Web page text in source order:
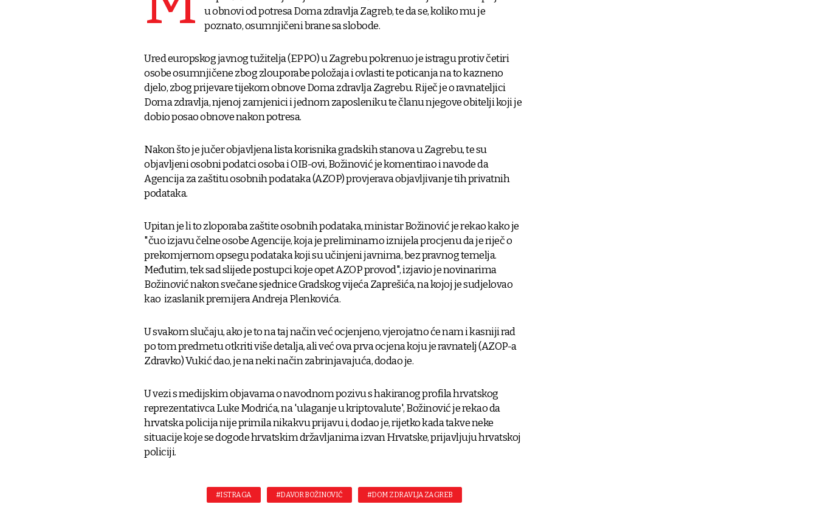
u obnovi od potresa Doma zdravlja Zagreb, te da se, koliko mu je
poznato, osumnjičeni brane sa slobode.
Ured europskog javnog tužitelja (EPPO) u Zagrebu pokrenuo je istragu protiv četiri
osobe osumnjičene zbog zlouporabe položaja i ovlasti te poticanja na to kazneno
djelo, zbog prijevare tijekom obnove Doma zdravlja Zagrebu. Riječ je o ravnateljici
Doma zdravlja, njenoj zamjenici i jednom zaposleniku te članu njegove obitelji koji je
dobio posao obnove nakon potresa.
Nakon što je jučer objavljena lista korisnika gradskih stanova u Zagrebu, te su
objavljeni osobni podatci osoba i OIB-ovi, Božinović je komentirao i navode da
Agencija za zaštitu osobnih podataka (AZOP) provjerava objavljivanje tih privatnih
podataka.
Upitan je li to zloporaba zaštite osobnih podataka, ministar Božinović je rekao kako je
"čuo izjavu čelne osobe Agencije, koja je preliminarno iznijela procjenu da je riječ o
prekomjernom opsegu podataka koji su učinjeni javnima, bez pravnog temelja.
Međutim, tek sad slijede postupci koje opet AZOP provod", izjavio je novinarima
Božinović nakon svečane sjednice Gradskog vijeća Zaprešića, na kojoj je sudjelovao
kao izaslanik premijera Andreja Plenkovića.
U svakom slučaju, ako je to na taj način već ocjenjeno, vjerojatno će nam i kasniji rad
po tom predmetu otkriti više detalja, ali već ova prva ocjena koju je ravnatelj (AZOP-a
Zdravko) Vukić dao, je na neki način zabrinjavajuća, dodao je.
U vezi s medijskim objavama o navodnom pozivu s hakiranog profila hrvatskog
reprezentativca Luke Modrića, na 'ulaganje u kriptovalute', Božinović je rekao da
hrvatska policija nije primila nikakvu prijavu i, dodao je, rijetko kada takve neke
situacije koje se dogode hrvatskim državljanima izvan Hrvatske, prijavljuju hrvatskoj
policiji.
#ISTRAGA #DAVOR BOŽINOVIĆ #DOM ZDRAVLJA ZAGREB